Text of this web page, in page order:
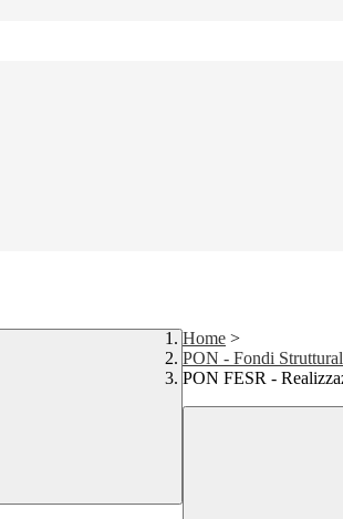
Home >
PON - Fondi
PON FESR -